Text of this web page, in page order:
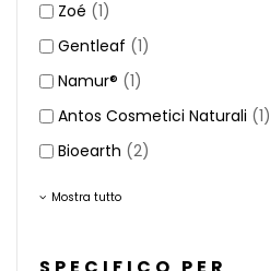
Zoé (1)
Gentleaf (1)
Namur® (1)
Antos Cosmetici Naturali (1)
Bioearth (2)
Mostra tutto